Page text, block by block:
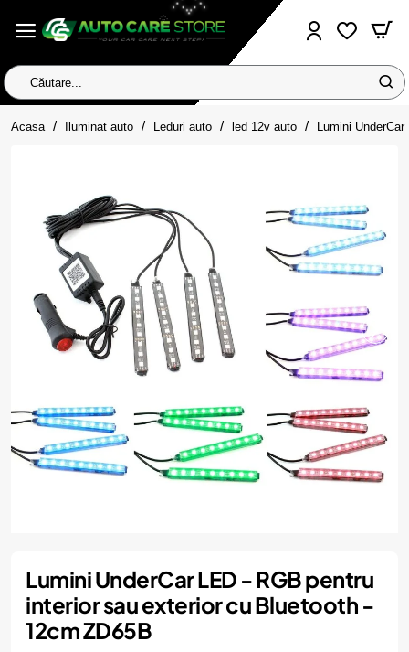
Căutare...
Acasa homeIluminat auto Leduri auto led 12v auto Lumini
Lumini UnderCar LED - RGB pentru
interior sau exterior cu Bluetooth -
12cm ZD65B